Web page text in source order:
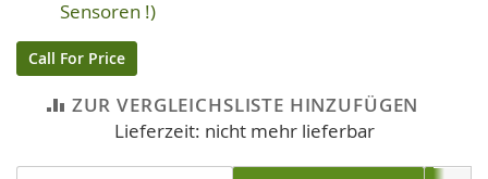
Sensoren !)
Call For Price
ZUR VERGLEICHSLISTE HINZUFÜGEN
Lieferzeit: nicht mehr lieferbar